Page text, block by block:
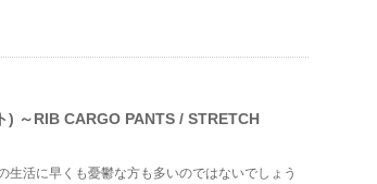
～RIB CARGO PANTS / STRETCH
活に早くも憂鬱な方も多いのではないでしょう